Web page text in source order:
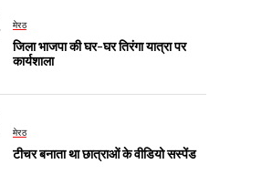
मेरठ
जिला भाजपा की घर-घर तिरंगा यात्रा पर
कार्यशाला
मेरठ
टीचर बनाता था छात्राओं के वीडियो सस्पेंड